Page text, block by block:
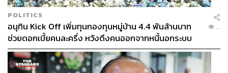
POLITICS
อนุทิน Kick Off เพิ่มทุนกองทุนหมู่บ้าน 4.4 พันล้านบาท
ช่วยดอกเบี้ยคนละครึ่ง หวังดึงคนออกจากหนี้นอกระบบ
...